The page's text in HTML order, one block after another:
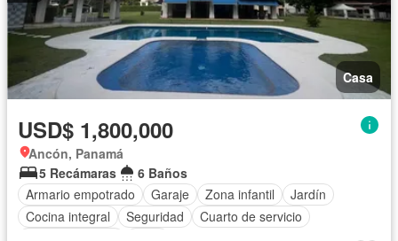
Casa
USD$ 1,800,000
Ancón, Panamá
5 Recámaras
6 Baños
Armario empotrado
Garaje Zona infantil
Jardín
Cocina integral
Seguridad
Cuarto de servicio